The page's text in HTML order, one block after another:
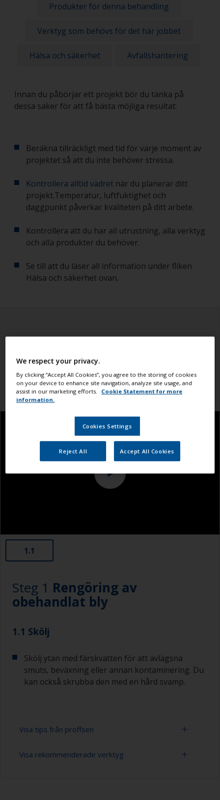
Produkter för denna behandling
Verktyg som behövs för det här jobbet
Hälsa och säkerhet Avfallshantering
Innan du påbörjar ett projekt bör du tänka på
dessa saker för att få bästa möjliga resultat:
Beräkna tillräckligt med tid för varje moment av
projektet så att du inte behöver stressa.
Kontrollera alltid vädret när du planerar ditt
projekt.Temperatur, luftfuktighet och
daggpunkt påverkar kvaliteten på ditt arbete.
Kontrollera att du har all utrustning, alla verktyg
och alla produkter du behöver.
Se till att du läser all information under fliken
Hälsa och säkerhet ovan.
1.1
Steg 1 Rengöring av
obehandlat bly
1.1 Skölj
Skölj ytan med färskvatten för att avlägsna
smuts, beväxning eller annan kontaminering. Du
kan också skrubba den med en hård svamp.
Visa tips från proffsen
Du märker att ytan är ordentligt avfettad om
Visa rekommenderade verktyg
We respect your privacy.
By clicking “Accept All Cookies”, you agree to the storing of cookies
on your device to enhance site navigation, analyze site usage, and
assist in our marketing efforts.
Cookie Statement for more
information.
Cookies Settings
Reject All Accept All Cookies